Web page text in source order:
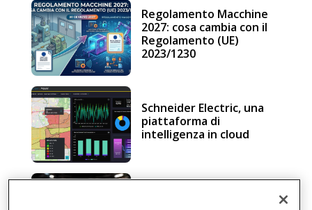
Regolamento Macchine
2027: cosa cambia con il
Regolamento (UE)
2023/1230
Schneider Electric, una
piattaforma di
intelligenza in cloud